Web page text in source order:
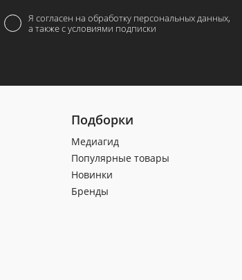
Я согласен на обработку персональных данных,
а также с условиями подписки
Подборки
Медиагид
Популярные товары
Новинки
Бренды